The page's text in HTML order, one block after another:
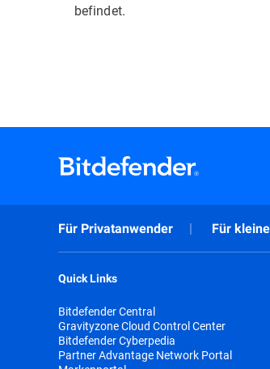
befindet.
Für Privatanwender Für
Quick Links
Bitdefender Central
Gravityzone Cloud Control Center
Bitdefender Cyberpedia
Partner Advantage Network Portal